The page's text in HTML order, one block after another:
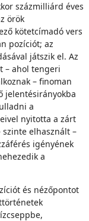
százmilliárd éves
örök
kötetcímadó vers
pozíciót; az
játszik el. Az
– ahol tengeri
– finoman
jelentésirányokba
a
nyitotta a zárt
szinte elhasznált –
igényének
a
és nézőpontot